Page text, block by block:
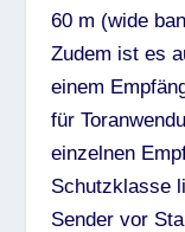
60 m (wide
Zudem ist es
einem
für
einzelnen
Schutzklasse
Sender vor